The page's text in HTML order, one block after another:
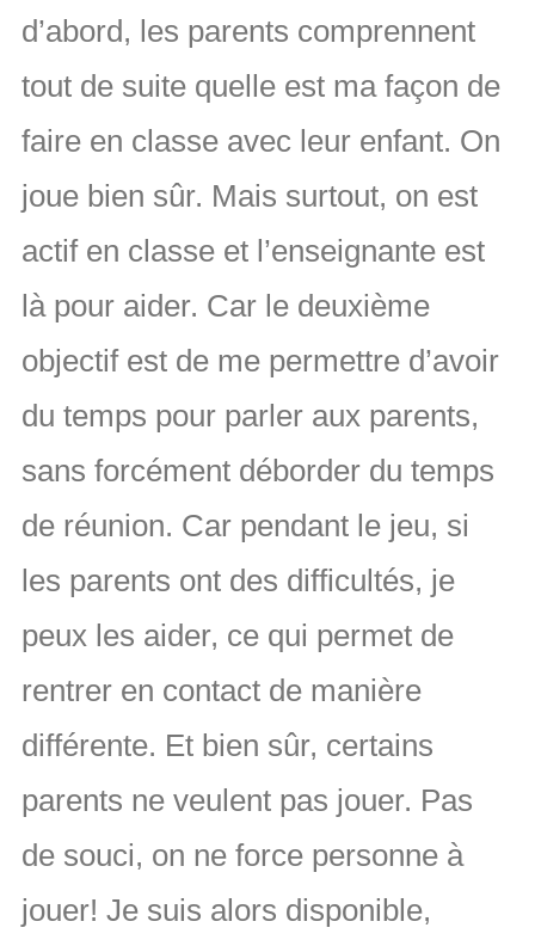
d’abord, les parents comprennent
tout de suite quelle est ma façon de
faire en classe avec leur enfant. On
joue bien sûr. Mais surtout, on est
actif en classe et l’enseignante est
là pour aider. Car le deuxième
objectif est de me permettre d’avoir
du temps pour parler aux parents,
sans forcément déborder du temps
de réunion. Car pendant le jeu, si
les parents ont des difficultés, je
peux les aider, ce qui permet de
rentrer en contact de manière
différente. Et bien sûr, certains
parents ne veulent pas jouer. Pas
de souci, on ne force personne à
jouer! Je suis alors disponible,